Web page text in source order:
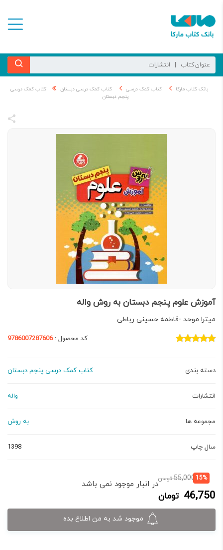
بانک کتاب مارکا کتاب کمک درسی کتاب کمک درسی دبستان
کتاب کمک درسی
پنجم دبستان
آموزش علوم پنجم دبستان به روش واله
میترا موحد -فاطمه حسینی رباطی
کد محصول :9786007287606
دسته بندی کتاب کمک درسی پنجم دبستان
انتشارات واله
مجموعه ها به روش
سال چاپ 1398
15%
55,000 تومانقیمت
اصلی:
46,750 تومان
قیمت
فعلی:
46,750 تومان.
در انبار موجود نمی باشد
موجود شد به من اطلاع بده